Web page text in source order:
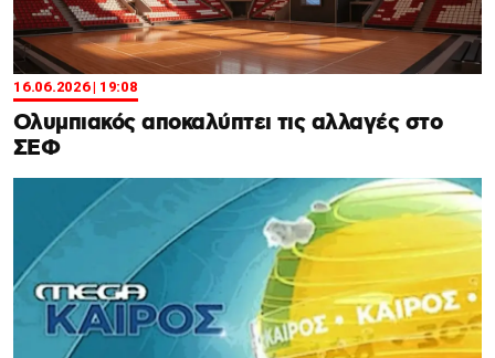
16.06.2026 | 19:08
Ολυμπιακός αποκαλύπτει τις αλλαγές στο
ΣΕΦ